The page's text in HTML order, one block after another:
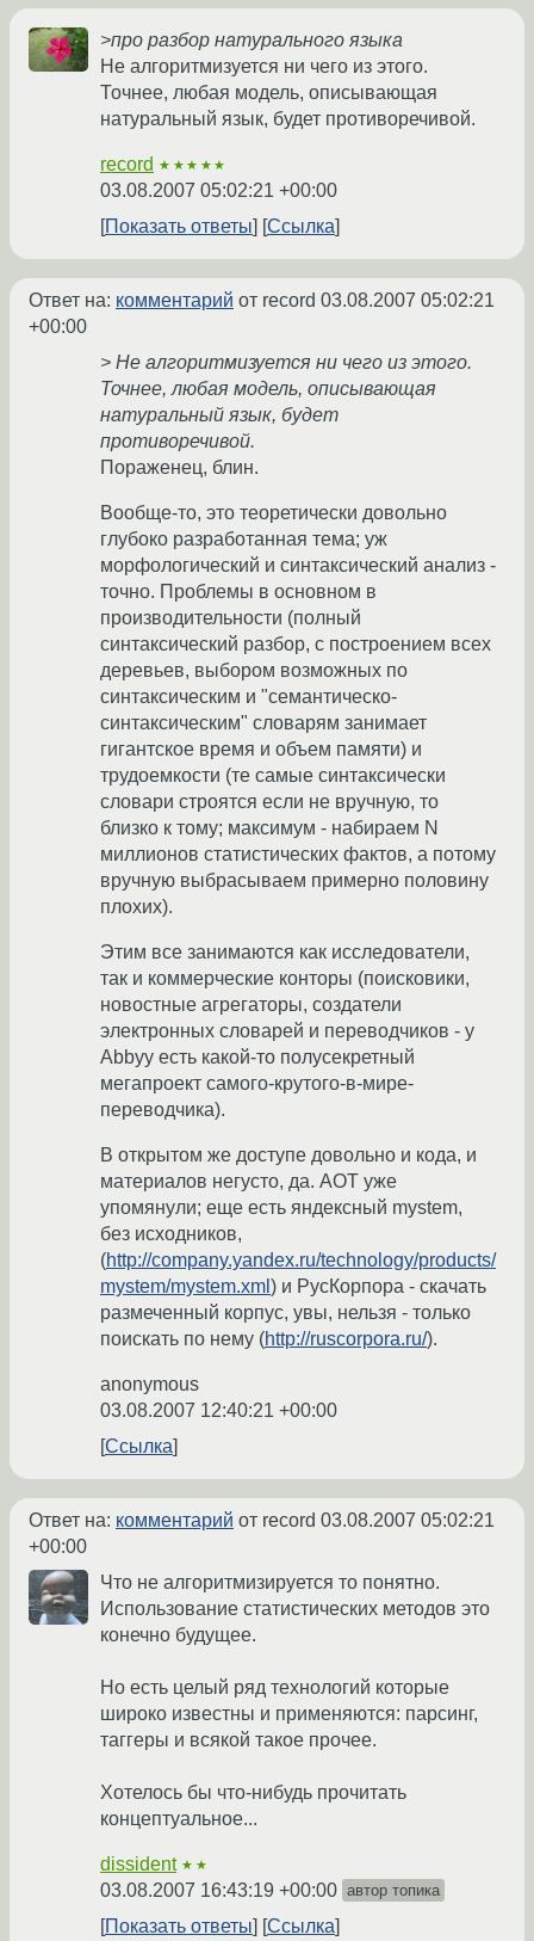
>про разбор натурального языка
Не алгоритмизуется ни чего из этого.
Точнее, любая модель, описывающая
натуральный язык, будет противоречивой.
record ★★★★★
03.08.2007 05:02:21 +00:00
Показать ответы
Ссылка
Ответ на: комментарий от record 03.08.2007 05:02:21
+00:00
> Не алгоритмизуется ни чего из этого.
Точнее, любая модель, описывающая
натуральный язык, будет
противоречивой.
Пораженец, блин.
Вообще-то, это теоретически довольно
глубоко разработанная тема; уж
морфологический и синтаксический анализ -
точно. Проблемы в основном в
производительности (полный
синтаксический разбор, с построением всех
деревьев, выбором возможных по
синтаксическим и "семантическо-
синтаксическим" словарям занимает
гигантское время и объем памяти) и
трудоемкости (те самые синтаксически
словари строятся если не вручную, то
близко к тому; максимум - набираем N
миллионов статистических фактов, а потому
вручную выбрасываем примерно половину
плохих).
Этим все занимаются как исследователи,
так и коммерческие конторы (поисковики,
новостные агрегаторы, создатели
электронных словарей и переводчиков - у
Abbyy есть какой-то полусекретный
мегапроект самого-крутого-в-мире-
переводчика).
В открытом же доступе довольно и кода, и
материалов негусто, да. AOT уже
упомянули; еще есть яндексный mystem,
без исходников,
(http://company.yandex.ru/technology/products/
mystem/mystem.xml ) и РусКорпора - скачать
размеченный корпус, увы, нельзя - только
поискать по нему (http://ruscorpora.ru/).
anonymous
03.08.2007 12:40:21 +00:00
Ссылка
Ответ на: комментарий от record 03.08.2007 05:02:21
+00:00
Что не алгоритмизируется то понятно.
Использование статистических методов это
конечно будущее.
Но есть целый ряд технологий которые
широко известны и применяются: парсинг,
таггеры и всякой такое прочее.
Хотелось бы что-нибудь прочитать
концептуальное...
dissident ★★
03.08.2007 16:43:19 +00:00 автор топика
Показать ответы Ссылка